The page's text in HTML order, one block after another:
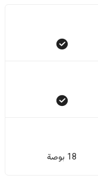
18 بوصة